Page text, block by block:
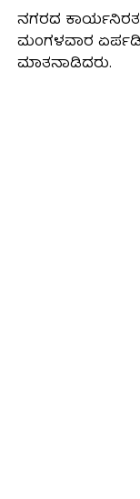
ನಗರದ
ಮಂಗಳವಾರ
ಮಾತನಾಡಿದರು.